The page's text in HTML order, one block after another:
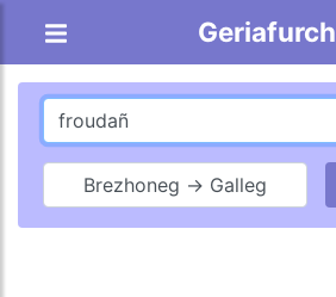
Geriafurch
Brezhoneg → Galleg